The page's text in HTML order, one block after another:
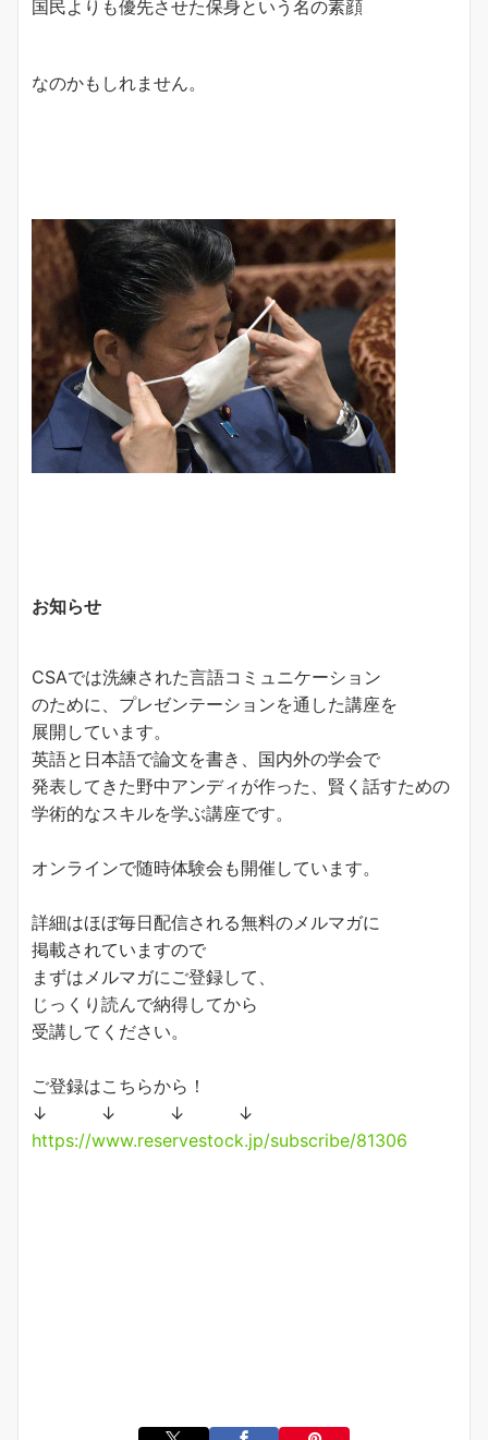
国民よりも優先させた保身という名の素顔
なのかもしれません。
お知らせ
CSAでは洗練された言語コミュニケーション
のために、プレゼンテーションを通した講座を
展開しています。
英語と日本語で論文を書き、国内外の学会で
発表してきた野中アンディが作った、賢く話すための
学術的なスキルを学ぶ講座です。
オンラインで随時体験会も開催しています。
詳細はほぼ毎日配信される無料のメルマガに
掲載されていますので
まずはメルマガにご登録して、
じっくり読んで納得してから
受講してください。
ご登録はこちらから！
↓ ↓ ↓ ↓
https://www.reservestock.jp/subscribe/81306